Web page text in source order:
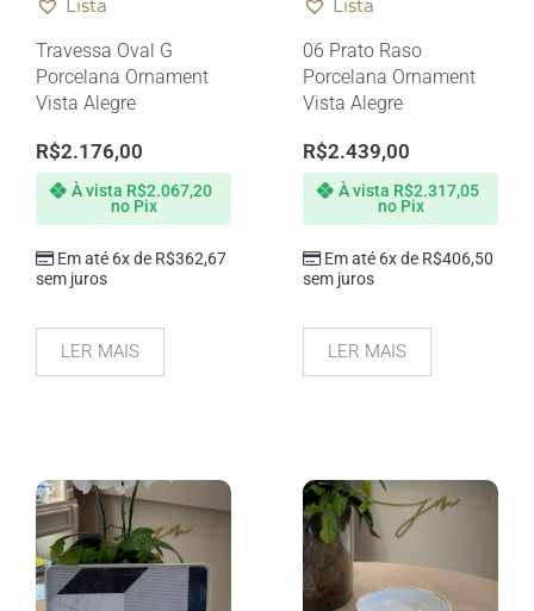
Lista
Travessa Oval G
Porcelana Ornament
Vista Alegre
R$2.176,00
Em até 6x de R$362,67
sem juros
À vista R$2.067,20
no Pix
LER MAIS
Lista
06 Prato Raso
Porcelana Ornament
Vista Alegre
R$2.439,00
Em até 6x de R$406,50
sem juros
À vista R$2.317,05
no Pix
LER MAIS